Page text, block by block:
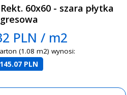
60x60 - szara płytka
gresowa
PLN / m2
(1.08 m2) wynosi:
145.07 PLN